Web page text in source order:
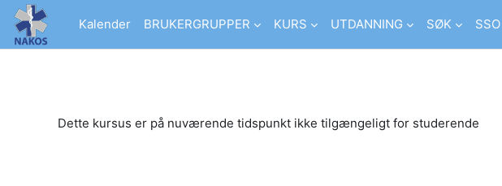
Gå til hovedindhold
Kalender
BRUKERGRUPPER KURS UTDANNING SØK SSO
Dette kursus er på nuværende tidspunkt ikke tilgængeligt for studerende